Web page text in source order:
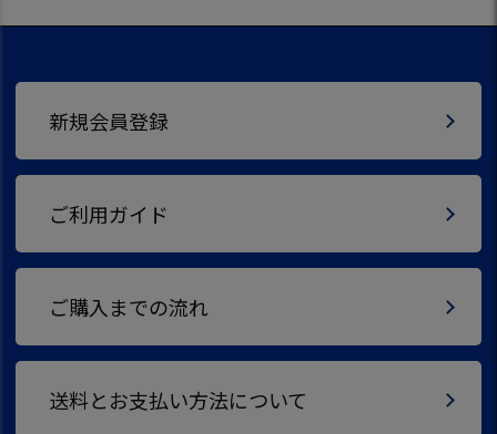
新規会員登録
ご利用ガイド
ご購入までの流れ
送料とお支払い方法について